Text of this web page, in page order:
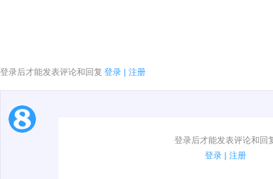
登录后才能发表评论和回复 登录 | 注册
登录后才能发表评论和回
登录 | 注册
1.电脑端新用户可以发表评论了！